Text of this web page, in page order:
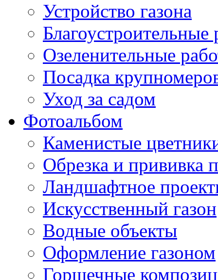
Устройство газона
Благоустроительные
Озеленительные
Посадка
Уход за садом
Фотоальбом
Каменистые
Обрезка и прививка
Ландшафтное
Искусственный газон
Водные объекты
Оформление газоном
Горшечные